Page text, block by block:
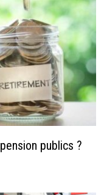
publics ?